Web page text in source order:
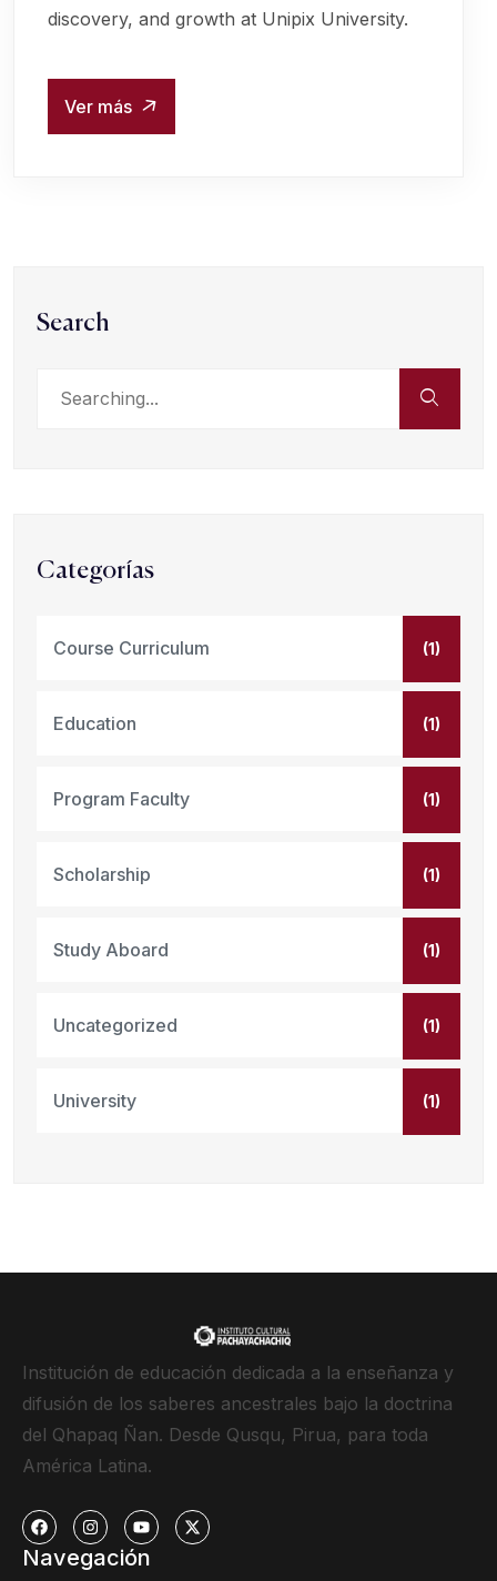
discovery, and growth at Unipix University.
Ver más
Search
Categorías
Course Curriculum (1)
Education (1)
Program Faculty (1)
Scholarship (1)
Study Aboard (1)
Uncategorized (1)
University (1)
Institución de educación dedicada a la enseñanza y
difusión de los saberes ancestrales bajo la doctrina
del Qhapaq Ñan. Desde Qusqu, Pirua, para toda
América Latina.
Navegación